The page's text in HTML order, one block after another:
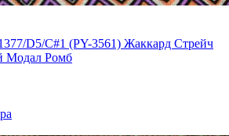
D5/C#1 (PY-3561) Жаккард Стрейч
Модал Ромб